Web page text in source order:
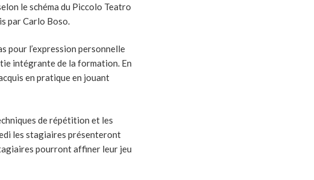
le schéma du Piccolo Teatro
par Carlo Boso.
pour l’expression personnelle
intégrante de la formation. En
en pratique en jouant
de répétition et les
les stagiaires présenteront
pourront affiner leur jeu